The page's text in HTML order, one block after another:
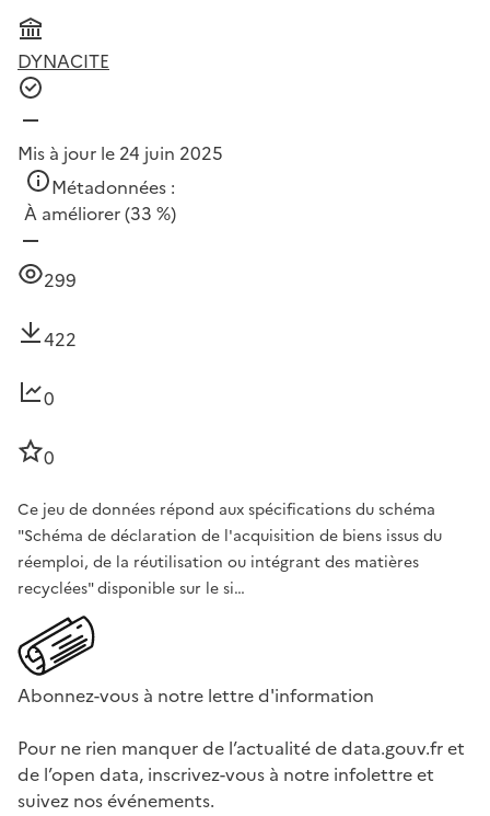
DYNACITE
Mis à jour le 24 juin 2025
Métadonnées :
À améliorer(33 %)
299
422
0
0
Ce jeu de données répond aux spécifications du schéma
"Schéma de déclaration de l'acquisition de biens issus du
réemploi, de la réutilisation ou intégrant des matières
recyclées" disponible sur le si…
Abonnez-vous à notre lettre d'information
Pour ne rien manquer de l’actualité de data.gouv.fr et
de l’open data, inscrivez-vous à notre infolettre et
suivez nos événements.